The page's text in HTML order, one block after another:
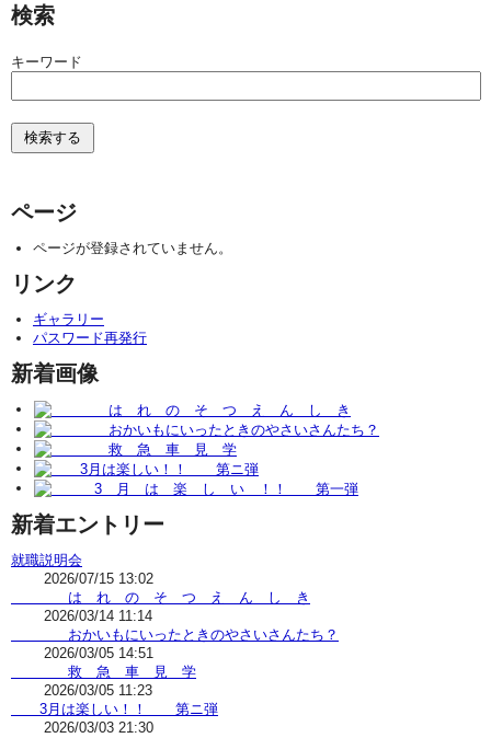
検索
キーワード
ページ
ページが登録されていません。
リンク
ギャラリー
パスワード再発行
新着画像
新着エントリー
就職説明会
2026/07/15 13:02
は れ の そ つ え ん し き
2026/03/14 11:14
おかいもにいったときのやさいさんたち？
2026/03/05 14:51
救 急 車 見 学
2026/03/05 11:23
3月は楽しい！！ 第ニ弾
2026/03/03 21:30